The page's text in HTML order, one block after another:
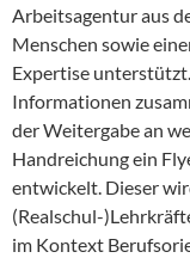
Arbeitsagentur aus
Menschen sowie
Expertise
Informationen
der Weitergabe an
Handreichung ein
entwickelt. Dieser
(Realschul-
im Kontext